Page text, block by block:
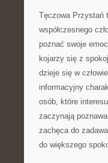
Tęczowa Przystań
współczesnego
poznać swoje
kojarzy się z
dzieje się w
informacyjny
osób, które
zaczynają
zachęca do
do większego